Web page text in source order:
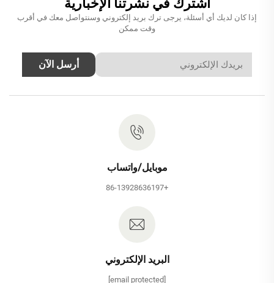
اشترك في نشرتنا الإخبارية
إذا كان لديك أي أسئلة، يرجى ترك بريد إلكتروني وسنتواصل معك في أقرب
وقت ممكن
أرسل الآن
موبايل/واتساب
+86-13928636197
البريد الإلكتروني